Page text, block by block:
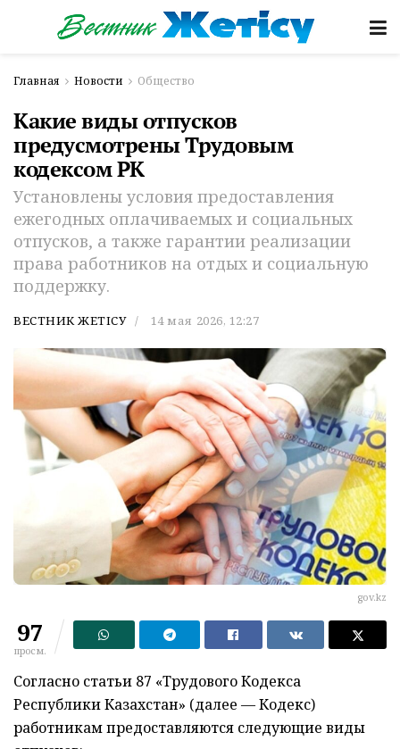
Главная Новости Общество
Какие виды отпусков
предусмотрены Трудовым
кодексом РК
Установлены условия предоставления
ежегодных оплачиваемых и социальных
отпусков, а также гарантии реализации
права работников на отдых и социальную
поддержку.
ВЕСТНИК ЖЕТІСУ 14 мая 2026, 12:27
gov.kz
97
просм.
Согласно статьи 87 «Трудового Кодекса
Республики Казахстан» (далее — Кодекс)
работникам предоставляются следующие виды